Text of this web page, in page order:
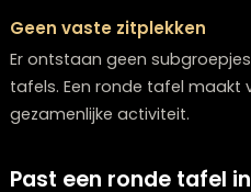
Betere interactie
Doordat iedereen richting
automatisch meer
eenvoudig omdat alles